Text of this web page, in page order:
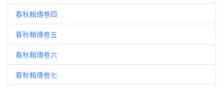
春秋輯傳卷四
春秋輯傳卷五
春秋輯傳卷六
春秋輯傳卷七